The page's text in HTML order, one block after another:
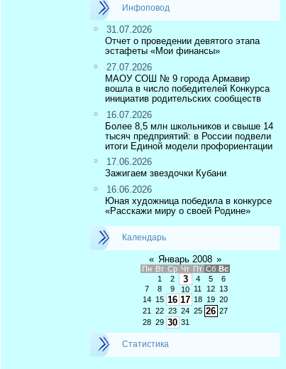
Инфоповод
31.07.2026
Отчет о проведении девятого этапа
эстафеты «Мои финансы»
27.07.2026
МАОУ СОШ № 9 города Армавир
вошла в число победителей Конкурса
инициатив родительских сообществ
16.07.2026
Более 8,5 млн школьников и свыше 14
тысяч предприятий: в России подвели
итоги Единой модели профориентации
17.06.2026
Зажигаем звездочки Кубани
16.06.2026
Юная художница победила в конкурсе
«Расскажи миру о своей Родине»
Календарь
« Январь 2008 »
Пн Вт Ср Чт Пт Сб Вс
1
2 3 4 5
6
7
8 9 10 11 12
13
14
15 16 17 18 19 20
21
22 23 24 25 26 27
28 29 30 31
Статистика